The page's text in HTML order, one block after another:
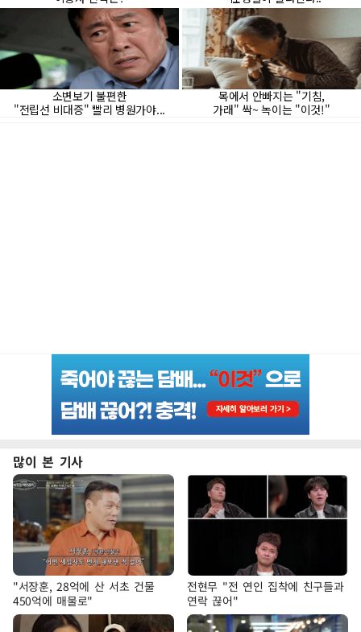
많이 본 기사
"서장훈, 28억에 산 서초 건물
450억에 매물로"
전현무 "전 연인 집착에 친구들과
연락 끊어"